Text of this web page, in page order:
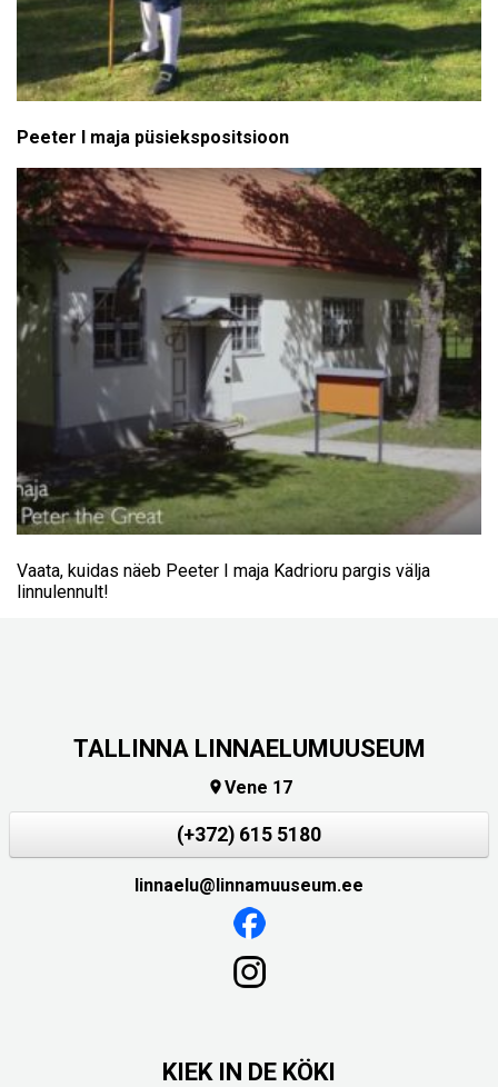
Peeter I maja püsiekspositsioon
Vaata, kuidas näeb Peeter I maja Kadrioru pargis välja
linnulennult!
TALLINNA LINNAELUMUUSEUM
Vene 17
(+372) 615 5180
linnaelu@linnamuuseum.ee
KIEK IN DE KÖKI